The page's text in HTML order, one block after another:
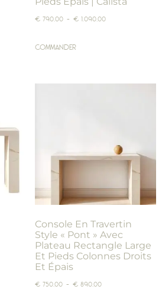
€ 790,00 – € 1.090,00
COMMANDER
Console En Travertin
Style « Pont » Avec
Plateau Rectangle Large
Et Pieds Colonnes Droits
Et Épais
€ 750,00 – € 890,00